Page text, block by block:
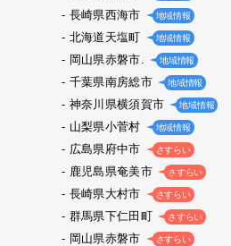
長崎県西海市 地域情報
北海道天塩町 地域情報
岡山県赤磐市. 地域情報
千葉県南房総市 地域情報
神奈川県横須賀市 地域情報
山梨県小菅村 地域情報
広島県府中市 さすらい
鹿児島県奄美市 さすらい
長崎県大村市 さすらい
群馬県下仁田町 さすらい
岡山県赤磐市 さすらい